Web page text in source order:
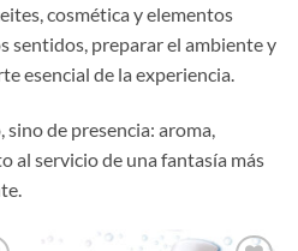
cosmética y elementos
sentidos, preparar el ambiente y
esencial de la experiencia.
de presencia: aroma,
al servicio de una fantasía más